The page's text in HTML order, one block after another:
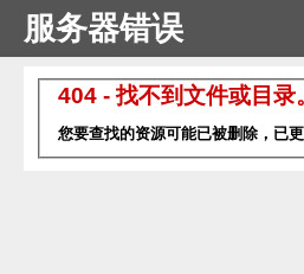
服务器错误
404 - 找不到文件或目录
您要查找的资源可能已被删除，已